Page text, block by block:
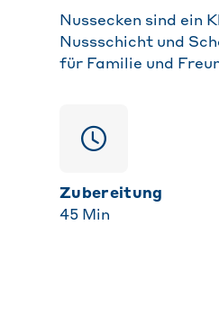
Nussecken sind ein
Nussschicht und
für Familie und
Zubereitung
45 Min